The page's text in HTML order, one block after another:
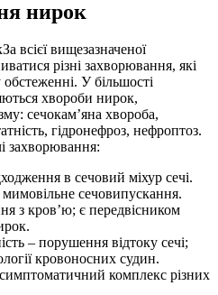
нирок
За всієї вищезазначеної
різні захворювання, які
У більшості
хвороби нирок,
сечокам’яна хвороба,
гідронефроз, нефроптоз.
захворювання:
в сечовий міхур сечі.
сечовипускання.
з кров’ю; є передвісником
– порушення відтоку сечі;
кровоносних судин.
комплекс різних